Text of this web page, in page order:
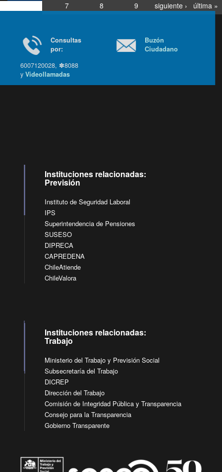
7
8 9 siguiente › última »
Consultas
por:
6007120028, ✽8088
yVideollamadas
Buzón
Ciudadano
Instituciones relacionadas:
Previsión
Instituto de Seguridad Laboral
IPS
Superintendencia de Pensiones
SUSESO
DIPRECA
CAPREDENA
ChileAtiende
ChileValora
Instituciones relacionadas:
Trabajo
Ministerio del Trabajo y Previsión Social
Subsecretaría del Trabajo
DICREP
Dirección del Trabajo
Comisión de Integridad Pública y Transparencia
Consejo para la Transparencia
Gobierno Transparente